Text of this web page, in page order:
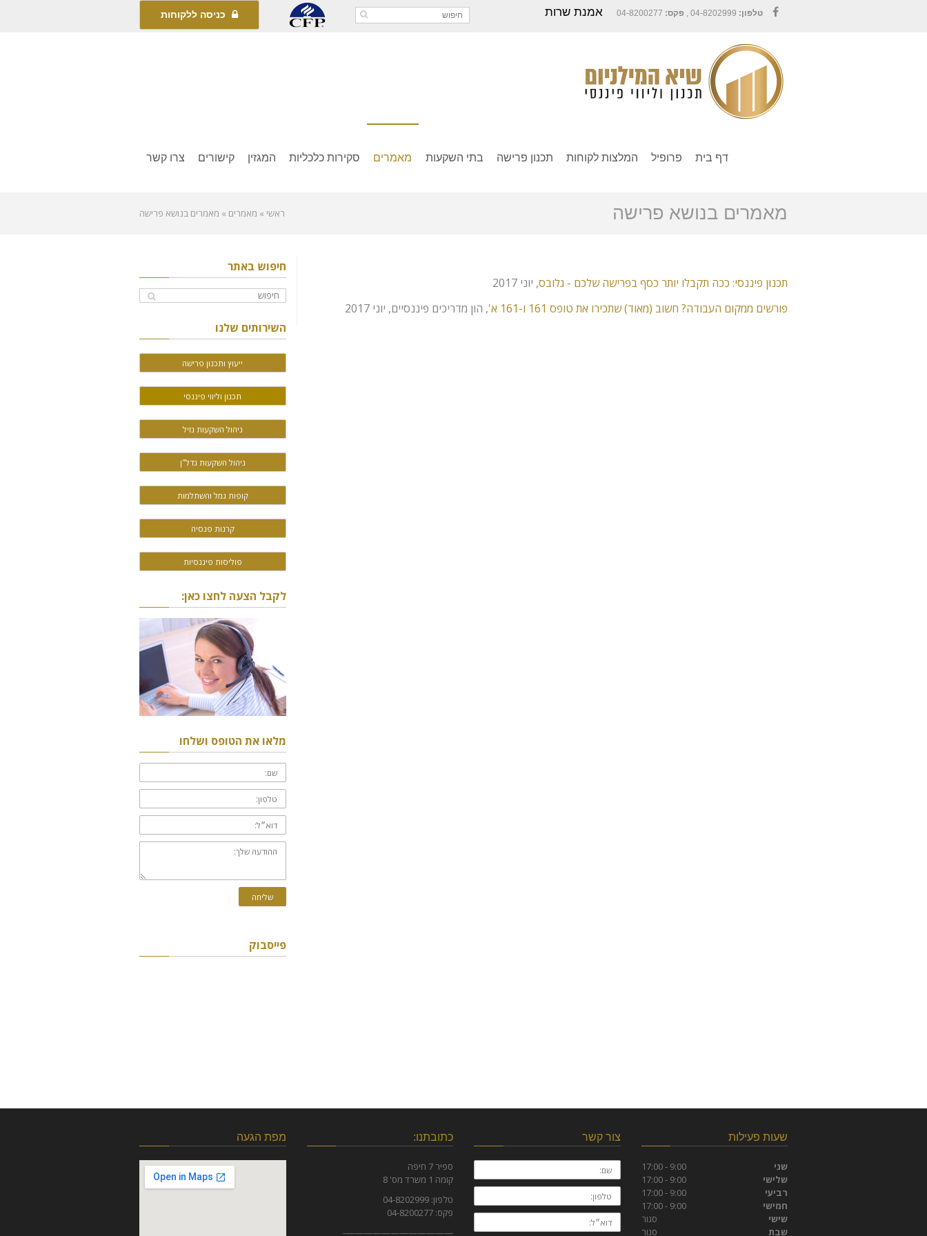
טלפון: פקס: אמנת שרות כניסה ללקוחות
דף בית פרופיל המלצות לקוחות תכנון פרישה בתי השקעות מאמרים סקירות כלכליות המגזין קישורים צרו קשר
מאמרים בנושא פרישה ראשי » מאמרים » מאמרים בנושא פרישה
תכנון פיננסי: ככה תקבלו יותר כסף בפרישה שלכם - גלובס, יוני 2017
פורשים ממקום העבודה? חשוב (מאוד) שתכירו את טופס 161 ו-161 א'
, הון מדריכים פיננסיים, יוני 2017
חיפוש באתר
השירותים שלנו
ייעוץ ותכנון פרישה
תכנון וליווי פיננסי
ניהול השקעות נזיל
ניהול השקעות נדל"ן
קופות גמל והשתלמות
קרנות פנסיה
פוליסות פיננסיות
לקבל הצעה לחצו כאן:
מלאו את הטופס ושלחו
שם:
טלפון:
דוא״ל:
ההודעה
שלך:
שליחה
פייסבוק
שעות פעילות
שני
9:00 - 17:00
שלישי
9:00 - 17:00
רביעי
9:00 - 17:00
חמישי
9:00 - 17:00
שישי
סגור
שבת
סגור
צור קשר
שם:
טלפון:
דוא״ל:
כתובתנו:
ספיר 7 חיפה
קומה 1 משרד מס' 8
טלפון: 04-8202999
פקס: 04-8200277
————————————-
מפת הגעה